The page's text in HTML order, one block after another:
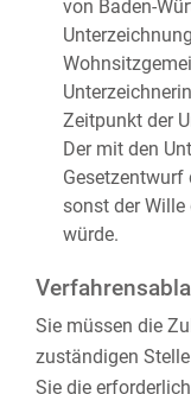
von Baden-
Zeitpunkt der
Der mit den
Gesetzentwurf
sonst der
würde.
Sie müssen die
zuständigen
Sie die